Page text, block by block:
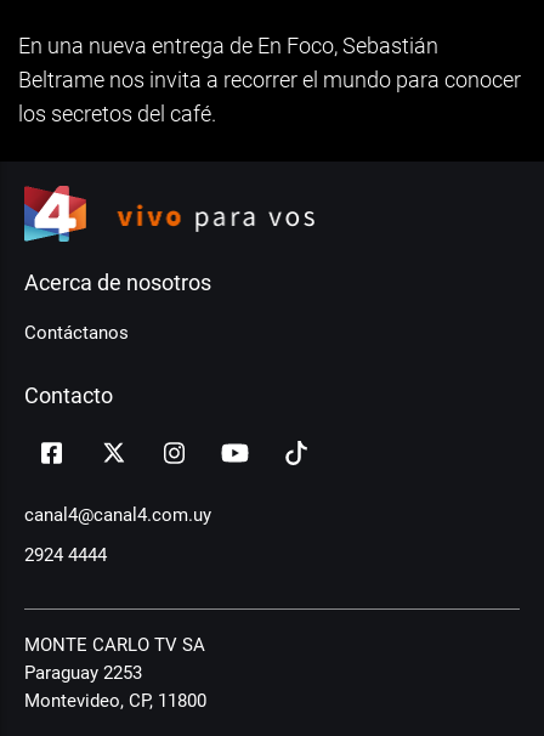
En una nueva entrega de En Foco, Sebastián
Beltrame nos invita a recorrer el mundo para conocer
los secretos del café.
Acerca de nosotros
Contáctanos
Contacto
canal4@canal4.com.uy
2924 4444
MONTE CARLO TV SA
Paraguay 2253
Montevideo, CP, 11800